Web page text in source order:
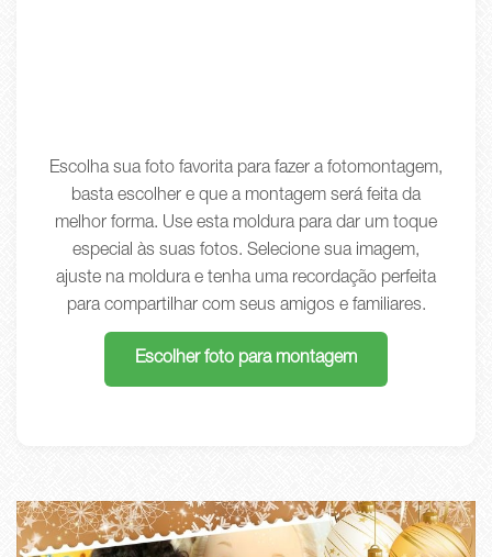
Escolha sua foto favorita para fazer a fotomontagem,
basta escolher e que a montagem será feita da
melhor forma. Use esta moldura para dar um toque
especial às suas fotos. Selecione sua imagem,
ajuste na moldura e tenha uma recordação perfeita
para compartilhar com seus amigos e familiares.
Escolher foto para montagem